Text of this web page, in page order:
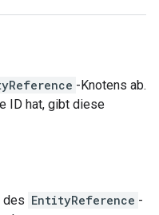
-Knotens ab.
ID hat, gibt diese
des EntityReference -